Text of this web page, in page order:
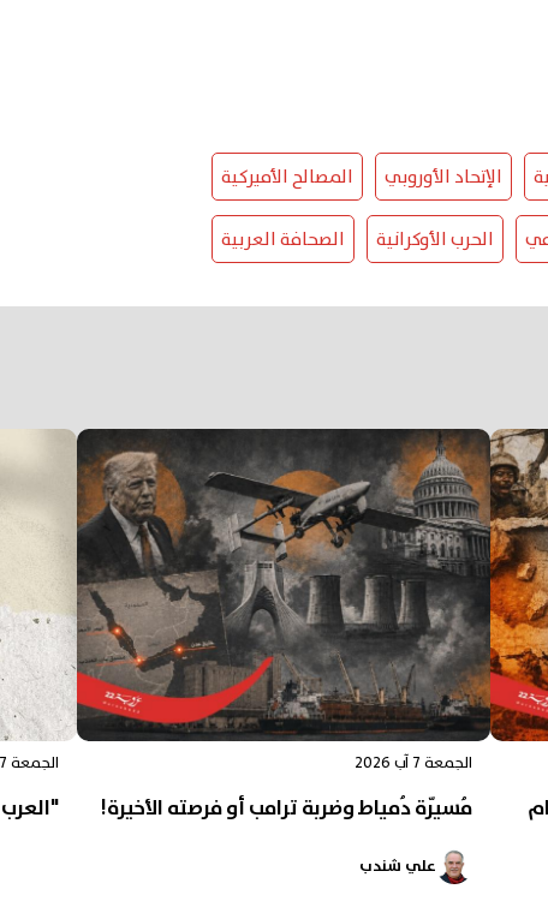
الإتحاد الأوروبي المصالح الأميركية
الحرب الأوكرانية الصحافة العربية
الجمعة 7 آب 2026
مُسيّرة دُمياط وضربة ترامب أو فرصته الأخيرة!
علي شندب
الجمعة 7 آب 2026
"العرب